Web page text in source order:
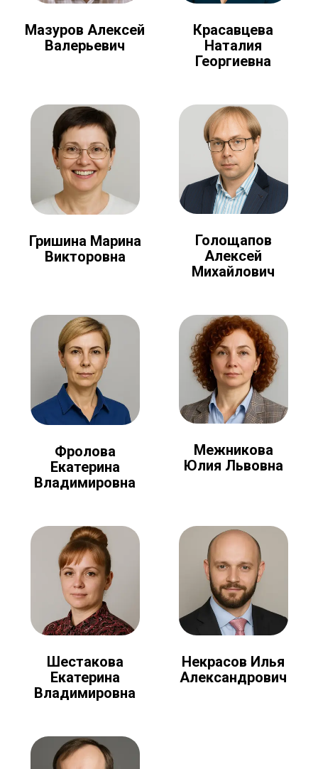
Мазуров Алексей
Валерьевич
Красавцева
Наталия
Георгиевна
Гришина Марина
Викторовна
Голощапов
Алексей
Михайлович
Фролова
Екатерина
Владимировна
Межникова
Юлия Львовна
Шестакова
Екатерина
Владимировна
Некрасов Илья
Александрович